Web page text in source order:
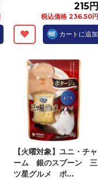
215円
税込価格 236.50円
カートに追加
【火曜対象】ユニ・チャ
ーム 銀のスプーン 三
ツ星グルメ ポ...